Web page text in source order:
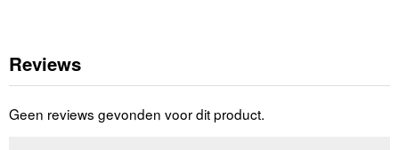
Reviews
Geen reviews gevonden voor dit product.